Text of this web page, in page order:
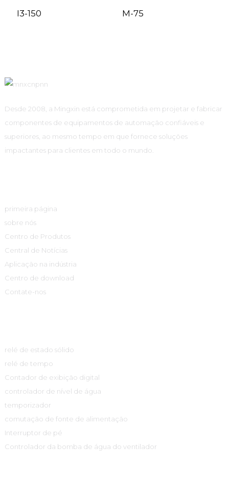
I3-150 M-75
Desde 2008, a Mingxin está comprometida em projetar e fabricar
componentes de equipamentos de automação confiáveis ​​e
superiores, ao mesmo tempo em que fornece soluções
impactantes para clientes em todo o mundo.
primeira página
sobre nós
Centro de Produtos
Central de Notícias
Aplicação na indústria
Centro de download
Contate-nos
relé de estado sólido
relé de tempo
Contador de exibição digital
controlador de nível de água
temporizador
comutação de fonte de alimentação
Interruptor de pé
Controlador da bomba de água do ventilador